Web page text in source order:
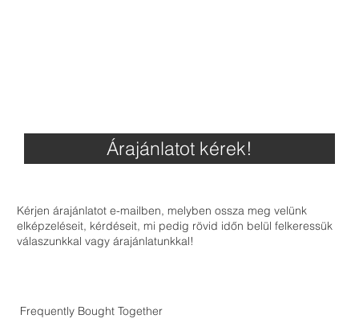
Árajánlatot kérek!
Kérjen árajánlatot e-mailben, melyben ossza meg velünk
elképzeléseit, kérdéseit, mi pedig rövid időn belül felkeressük
válaszunkkal vagy árajánlatunkkal!
Frequently Bought Together